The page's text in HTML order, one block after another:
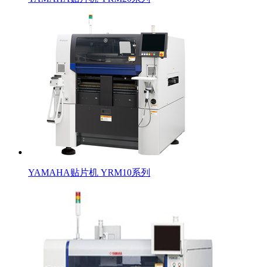
YAMAHA贴片机 YRM10系列